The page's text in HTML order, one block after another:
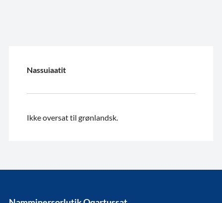
Nassuiaatit
Ikke oversat til grønlandsk.